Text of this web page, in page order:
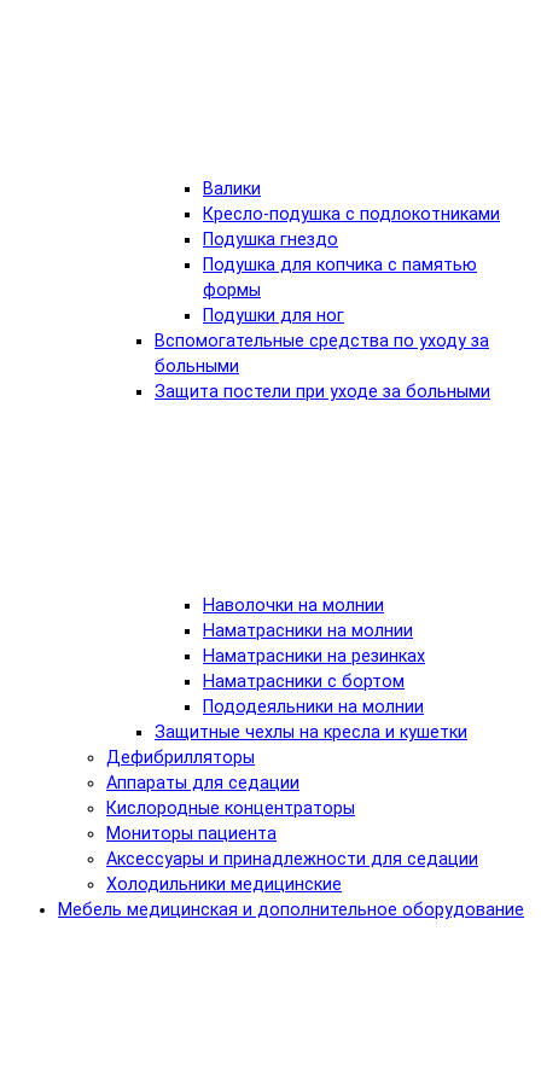
Валики
Кресло-подушка с подлокотниками
Подушка гнездо
Подушка для копчика с памятью
формы
Подушки для ног
Вспомогательные средства по уходу за
больными
Защита постели при уходе за больными
Наволочки на молнии
Наматрасники на молнии
Наматрасники на резинках
Наматрасники с бортом
Пододеяльники на молнии
Защитные чехлы на кресла и кушетки
Дефибрилляторы
Аппараты для седации
Кислородные концентраторы
Мониторы пациента
Аксессуары и принадлежности для седации
Холодильники медицинские
Мебель медицинская и дополнительное оборудование